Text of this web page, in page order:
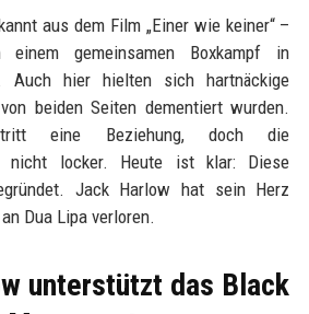
aus dem Film „Einer wie keiner“ –
gemeinsamen Boxkampf in
Auch hier hielten sich hartnäckige
beiden Seiten dementiert wurden.
eine Beziehung, doch die
nicht locker. Heute ist klar: Diese
Jack Harlow hat sein Herz
Dua Lipa verloren.
unterstützt das Black